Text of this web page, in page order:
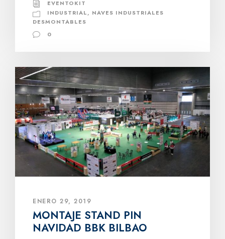
EVENTOKIT
INDUSTRIAL, NAVES INDUSTRIALES
DESMONTABLES
0
ENERO 29, 2019
MONTAJE STAND PIN
NAVIDAD BBK BILBAO